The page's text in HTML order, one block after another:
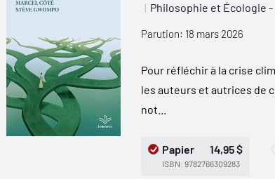
Philosophie et Écologie
Parution: 18 mars 2026
Pour réfléchir à la crise
les auteurs et autrices de
not...
Papier 14,95 $
ISBN: 9782766309283